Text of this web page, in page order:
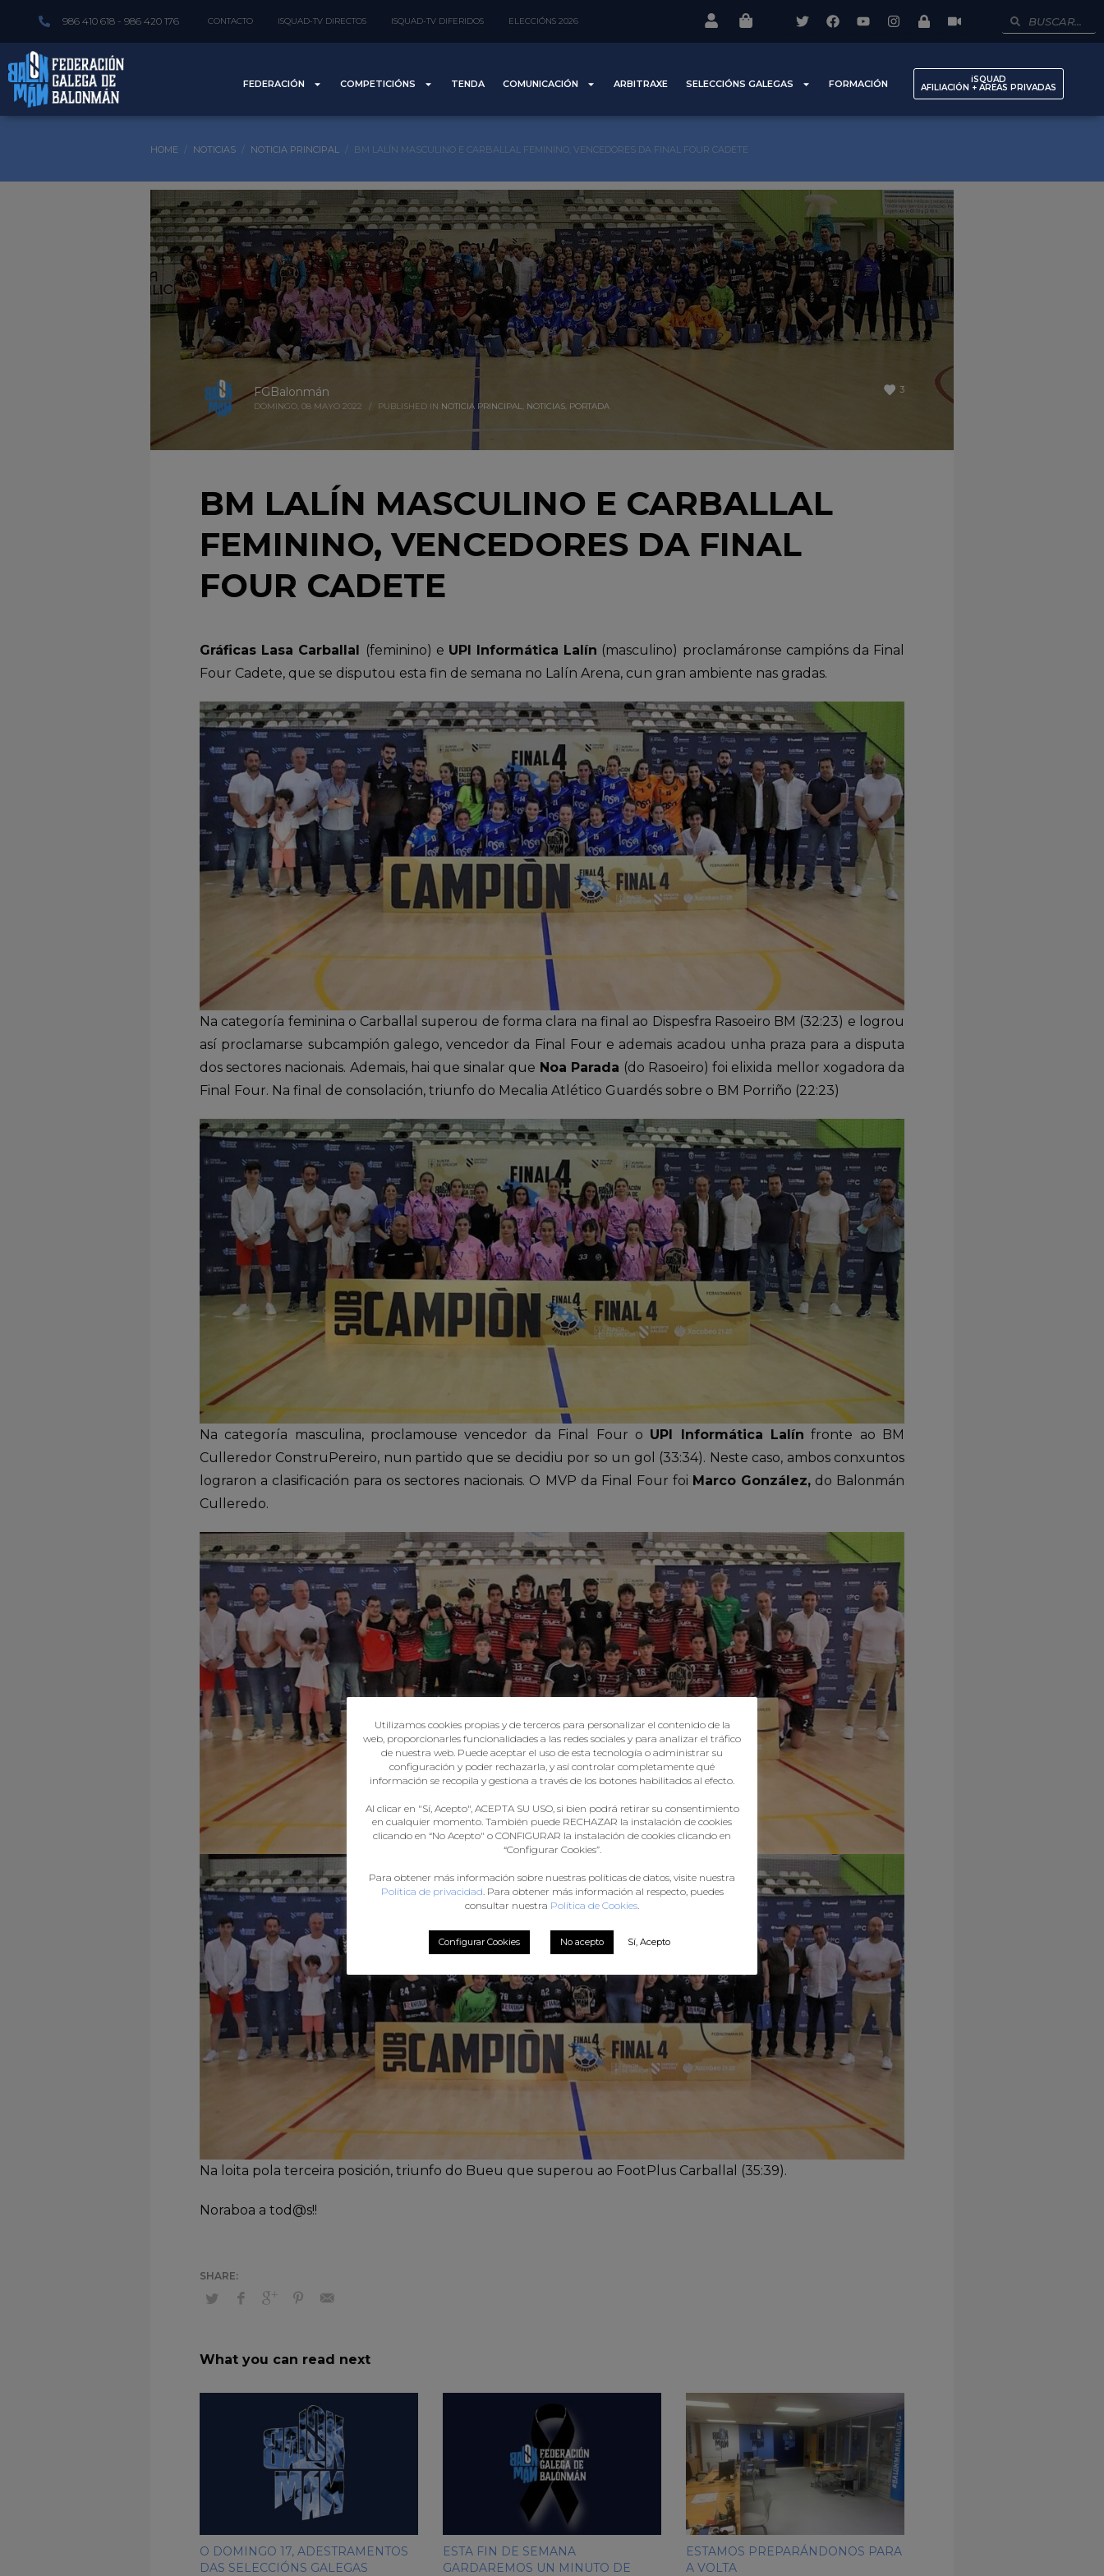
986 410 618 - 986 420 176 CONTACTO ISQUAD-TV DIRECTOS ISQUAD-TV DIFERIDOS ELECCIÓNS 2026
FEDERACIÓN COMPETICIÓNS TENDA COMUNICACIÓN ARBITRAXE SELECCIÓNS GALEGAS FORMACIÓN iSQUAD
AFILIACIÓN + AREAS PRIVADAS
HOME NOTICIAS NOTICIA PRINCIPAL BM LALÍN MASCULINO E CARBALLAL FEMININO, VENCEDORES DA FINAL FOUR CADETE
3
FGBalonmán
DOMINGO, 08 MAYO 2022 / PUBLISHED IN NOTICIA PRINCIPAL, NOTICIAS, PORTADA
BM LALÍN MASCULINO E CARBALLAL
FEMININO, VENCEDORES DA FINAL
FOUR CADETE
Gráficas Lasa Carballal (feminino) e UPI Informática Lalín (masculino) proclamáronse campións da Final
Four Cadete, que se disputou esta fin de semana no Lalín Arena, cun gran ambiente nas gradas.
Na categoría feminina o Carballal superou de forma clara na final ao Dispesfra Rasoeiro BM (32:23) e logrou
así proclamarse subcampión galego, vencedor da Final Four e ademais acadou unha praza para a disputa
dos sectores nacionais. Ademais, hai que sinalar que Noa Parada (do Rasoeiro) foi elixida mellor xogadora da
Final Four. Na final de consolación, triunfo do Mecalia Atlético Guardés sobre o BM Porriño (22:23)
Na categoría masculina, proclamouse vencedor da Final Four o UPI Informática Lalín fronte ao BM
Culleredor ConstruPereiro, nun partido que se decidiu por so un gol (33:34). Neste caso, ambos conxuntos
lograron a clasificación para os sectores nacionais. O MVP da Final Four foi Marco González,do Balonmán
Culleredo.
Na loita pola terceira posición, triunfo do Bueu que superou ao FootPlus Carballal (35:39).
Noraboa a tod@s!!
What you can read next
O DOMINGO 17, ADESTRAMENTOS
DAS SELECCIÓNS GALEGAS
ESTA FIN DE SEMANA
GARDAREMOS UN MINUTO DE
ESTAMOS PREPARÁNDONOS PARA
A VOLTA
Utilizamos cookies propias y de terceros para personalizar el contenido de la
web, proporcionarles funcionalidades a las redes sociales y para analizar el tráfico
de nuestra web. Puede aceptar el uso de esta tecnología o administrar su
configuración y poder rechazarla, y así controlar completamente qué
información se recopila y gestiona a través de los botones habilitados al efecto.
Al clicar en "Sí, Acepto", ACEPTA SU USO, si bien podrá retirar su consentimiento
en cualquier momento. También puede RECHAZAR la instalación de cookies
clicando en “No Acepto" o CONFIGURAR la instalación de cookies clicando en
“Configurar Cookies”.
Para obtener más información sobre nuestras políticas de datos, visite nuestra
Política de privacidad . Para obtener más información al respecto, puedes
consultar nuestra Política de Cookies
Configurar Cookies No acepto Sí, Acepto